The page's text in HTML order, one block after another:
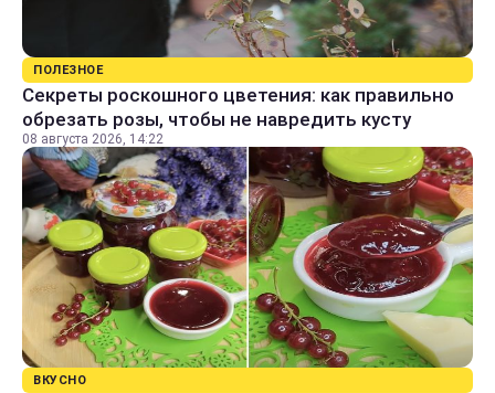
ПОЛЕЗНОЕ
Секреты роскошного цветения: как правильно
обрезать розы, чтобы не навредить кусту
08 августа 2026, 14:22
ВКУСНО